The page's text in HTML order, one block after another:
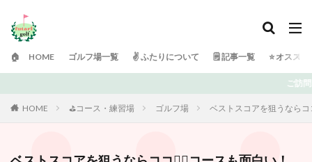
🏠 HOME ゴルフ場一覧 ✌️ ふたりについて 🗒 記事一覧 ⭐️ オスス
ご訪問ありがとうございます！ 日々ゴルフで頭
HOME ⛳️コース・練習場 ゴルフ場 ベストスコアを狙うなら